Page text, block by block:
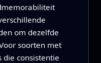
om dezelfde
soorten met
die consistentie